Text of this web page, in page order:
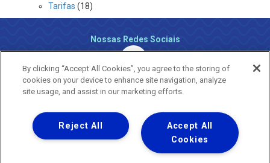
Tarifas (18)
Nossas Redes Sociais
Uma empresa
Copyright ® 2026 - Todos os Direitos Reservados.
Nossa natureza movimenta a vida
By clicking “Accept All Cookies”, you agree to the storing of
cookies on your device to enhance site navigation, analyze
site usage, and assist in our marketing efforts.
Accept All
Cookies
Reject All